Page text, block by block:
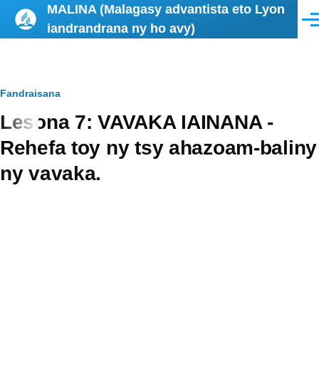
Skip to main content
MALINA (Malagasy advantista eto Lyon
iandrandrana ny ho avy)
Breadcrumb
Fandraisana
Lesona 7: VAVAKA IAINANA -
Rehefa toy ny tsy ahazoam-baliny
ny vavaka.